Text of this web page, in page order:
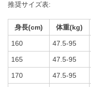
推奨サイズ表:
身長(cm) 体重(kg)
160 47.5-95
165 47.5-95
170 47.5-95